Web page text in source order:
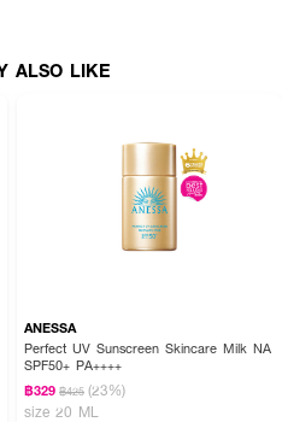
ALSO LIKE
ANESSA
Perfect UV Sunscreen Skincare Milk NA
SPF50+ PA++++
฿329 ฿425 (23%)
size 20 ML